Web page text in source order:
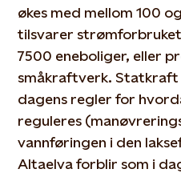
økes med mellom 100
tilsvarer
7500 eneboliger, eller
småkraftverk. Statkraft
dagens regler for
reguleres
vannføringen i den
Altaelva forblir som i